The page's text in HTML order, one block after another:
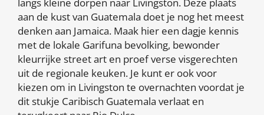
langs kleine dorpen naar Livingston. Deze plaats
aan de kust van Guatemala doet je nog het meest
denken aan Jamaica. Maak hier een dagje kennis
met de lokale Garifuna bevolking, bewonder
kleurrijke street art en proef verse visgerechten
uit de regionale keuken. Je kunt er ook voor
kiezen om in Livingston te overnachten voordat je
dit stukje Caribisch Guatemala verlaat en